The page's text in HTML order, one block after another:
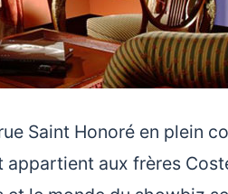
Saint Honoré en plein
aux frères